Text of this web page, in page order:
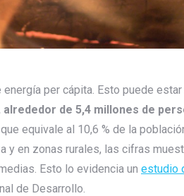
per cápita. Esto puede
alrededor de 5,4 millones de
equivale al 10,6 % de la
y en zonas rurales, las cifras
Esto lo evidencia un estudio
de Desarrollo.